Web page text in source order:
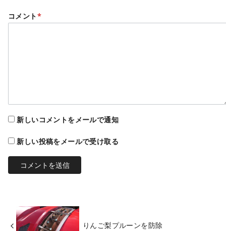
コメント*
新しいコメントをメールで通知
新しい投稿をメールで受け取る
りんご梨プルーンを防除